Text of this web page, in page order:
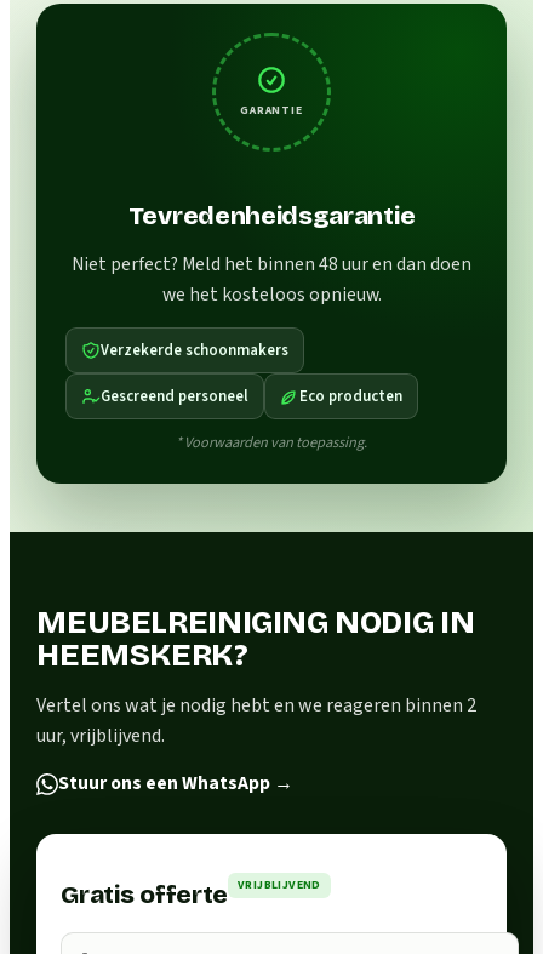
GARANTIE
Tevredenheidsgarantie
Niet perfect? Meld het binnen 48 uur en dan doen
we het kosteloos opnieuw.
Verzekerde schoonmakers
Gescreend personeel Eco producten
* Voorwaarden van toepassing.
MEUBELREINIGING NODIG IN
HEEMSKERK?
Vertel ons wat je nodig hebt en we reageren binnen 2
uur, vrijblijvend.
Stuur ons een WhatsApp →
Gratis offerte VRIJBLIJVEND